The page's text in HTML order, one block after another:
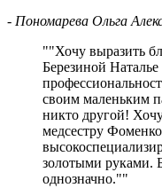
- Пономарева Ольга
" Хочу выразить
Березиной
своим маленьким
никто другой!
медсестру
золотыми руками.
однозначно. "